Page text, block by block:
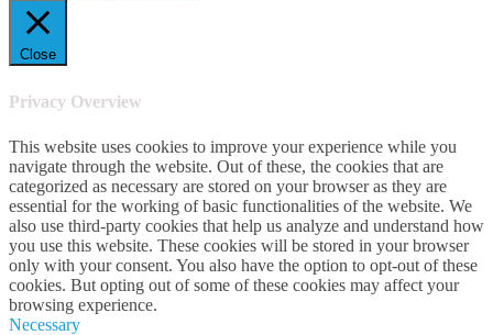
Close
Privacy Overview
This website uses cookies to improve your experience while you
navigate through the website. Out of these, the cookies that are
categorized as necessary are stored on your browser as they are
essential for the working of basic functionalities of the website. We
also use third-party cookies that help us analyze and understand how
you use this website. These cookies will be stored in your browser
only with your consent. You also have the option to opt-out of these
cookies. But opting out of some of these cookies may affect your
browsing experience.
Necessary